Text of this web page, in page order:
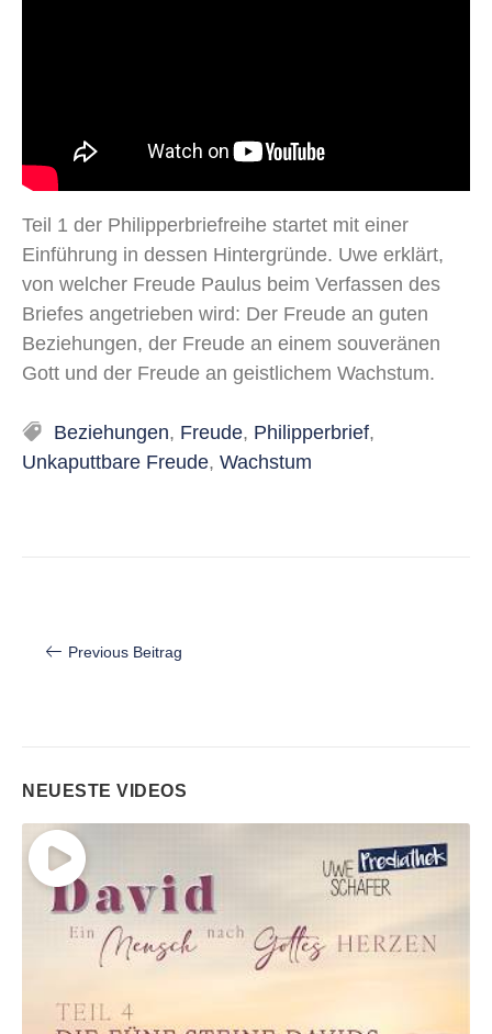
Teil 1 der Philipperbriefreihe startet mit einer
Einführung in dessen Hintergründe. Uwe erklärt,
von welcher Freude Paulus beim Verfassen des
Briefes angetrieben wird: Der Freude an guten
Beziehungen, der Freude an einem souveränen
Gott und der Freude an geistlichem Wachstum.
Tags
Beziehungen, Freude, Philipperbrief,
Unkaputtbare Freude, Wachstum
Beitragsnavigation
Previous Beitrag
NEUESTE VIDEOS